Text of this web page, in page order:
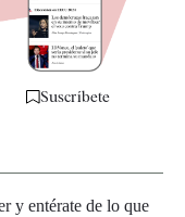
Suscríbete
y entérate de lo que